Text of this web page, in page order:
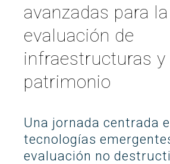
Igualdad
EN Search
Buscar
por:
avanzadas para la
evaluación de
infraestructuras y
patrimonio
Una jornada centrada
tecnologías
evaluación no